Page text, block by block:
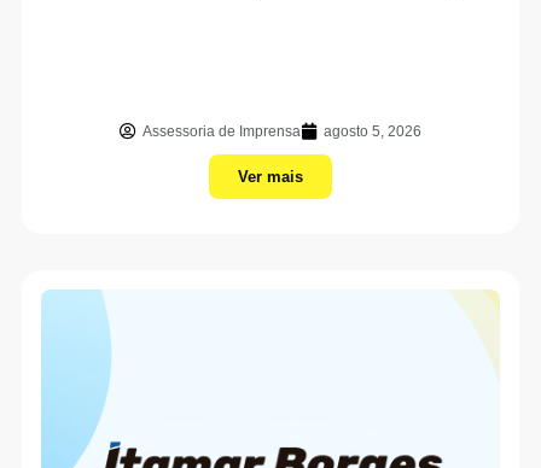
Assessoria de Imprensa agosto 5, 2026
Ver mais